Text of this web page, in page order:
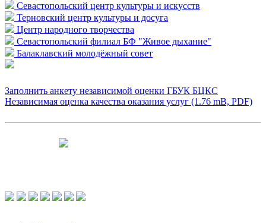
Севастопольский центр культуры и искусств
Терновский центр культуры и досуга
Центр народного творчества
Севастопольский филиал БФ "Живое дыхание"
Балаклавский молодёжный совет
Заполнить анкету независимой оценки ГБУК БЦКС
Независимая оценка качества оказания услуг (1.76 mB, PDF)